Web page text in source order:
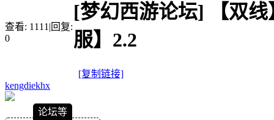
查看: 1111 |回复:
0
[梦幻西游论坛]
【双
服】2.2
[复制链接]
kengdiekhx
论坛等